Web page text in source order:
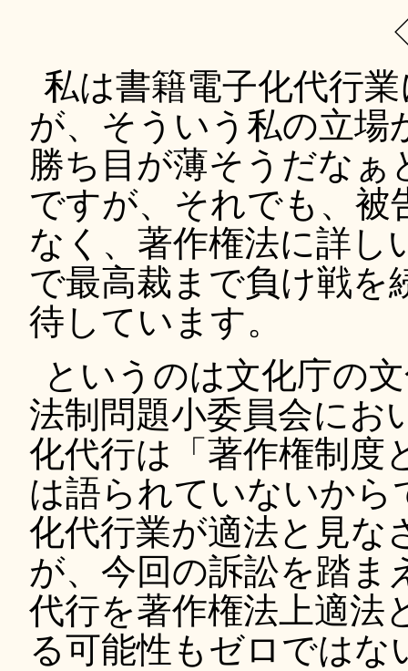
私は書籍電子化代行
が、そういう私の立場
勝ち目が薄そうだな
ですが、それでも、被
なく、著作権法に詳し
で最高裁まで負け戦を
待しています。
というのは文化庁の
法制問題小委員会にお
化代行は「著作権制度
は語られていないから
化代行業が適法と見な
が、今回の訴訟を踏ま
代行を著作権法上適法
る可能性もゼロではな